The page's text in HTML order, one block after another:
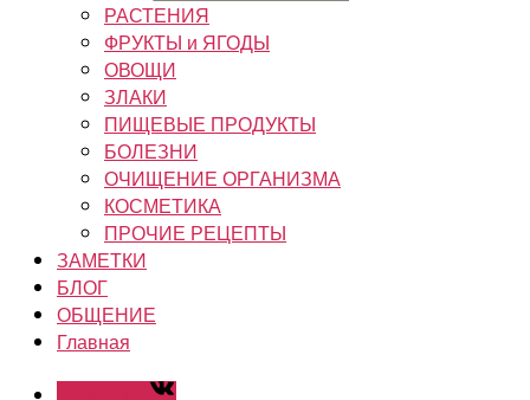
РАСТЕНИЯ
ФРУКТЫ и ЯГОДЫ
ОВОЩИ
ЗЛАКИ
ПИЩЕВЫЕ ПРОДУКТЫ
БОЛЕЗНИ
ОЧИЩЕНИЕ ОРГАНИЗМА
КОСМЕТИКА
ПРОЧИЕ РЕЦЕПТЫ
ЗАМЕТКИ
БЛОГ
ОБЩЕНИЕ
Главная